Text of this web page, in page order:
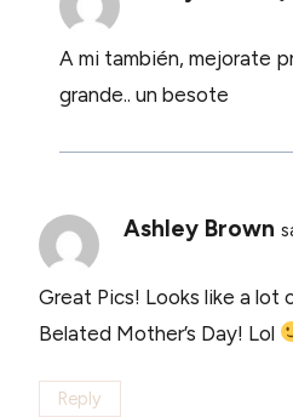
A mi también, mejorate
grande.. un besote
Ashley Brown
Great Pics! Looks like a lot
Belated Mother’s Day! Lol
Reply